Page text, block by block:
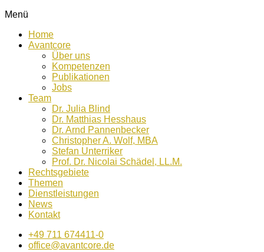
Menü
Home
Avantcore
Über uns
Kompetenzen
Publikationen
Jobs
Team
Dr. Julia Blind
Dr. Matthias Hesshaus
Dr. Arnd Pannenbecker
Christopher A. Wolf, MBA
Stefan Unterriker
Prof. Dr. Nicolai Schädel, LL.M.
Rechtsgebiete
Themen
Dienstleistungen
News
Kontakt
+49 711 674411-0
office@avantcore.de